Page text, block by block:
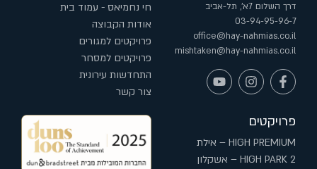
דרך השלום 7א', תל-אביב
03-94-95-96-7
office@hay-nahmias.co.il
mishtaken@hay-nahmias.co.il
חי נחמיאס - עמוד בית
אודות הקבוצה
פרויקטים למגורים
פרויקטים למסחר
התחדשות עירונית
צור קשר
פרויקטים
HIGH PREMIUM – אילת
HIGH PARK 2 – אשקלון